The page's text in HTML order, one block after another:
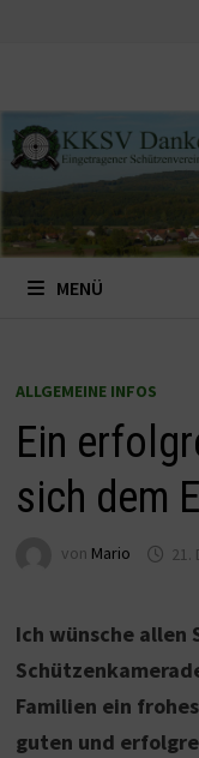
MENÜ
ALLGEMEINE INFOS
Ein
sich dem
von Mario 21.
Ich wünsche allen
Familien ein
guten und